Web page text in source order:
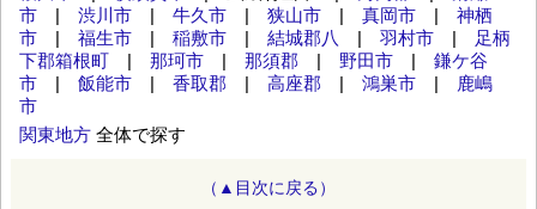
市 | 渋川市 | 牛久市 | 狭山市 | 真岡市 | 神栖
市 | 福生市 | 稲敷市 | 結城郡八 | 羽村市 |
足柄
下郡箱根町 | 那珂市 | 那須郡 | 野田市 | 鎌ケ谷
市 | 飯能市 | 香取郡 | 高座郡 | 鴻巣市 |
鹿嶋
市
関東地方 全体で探す
（▲目次に戻る）